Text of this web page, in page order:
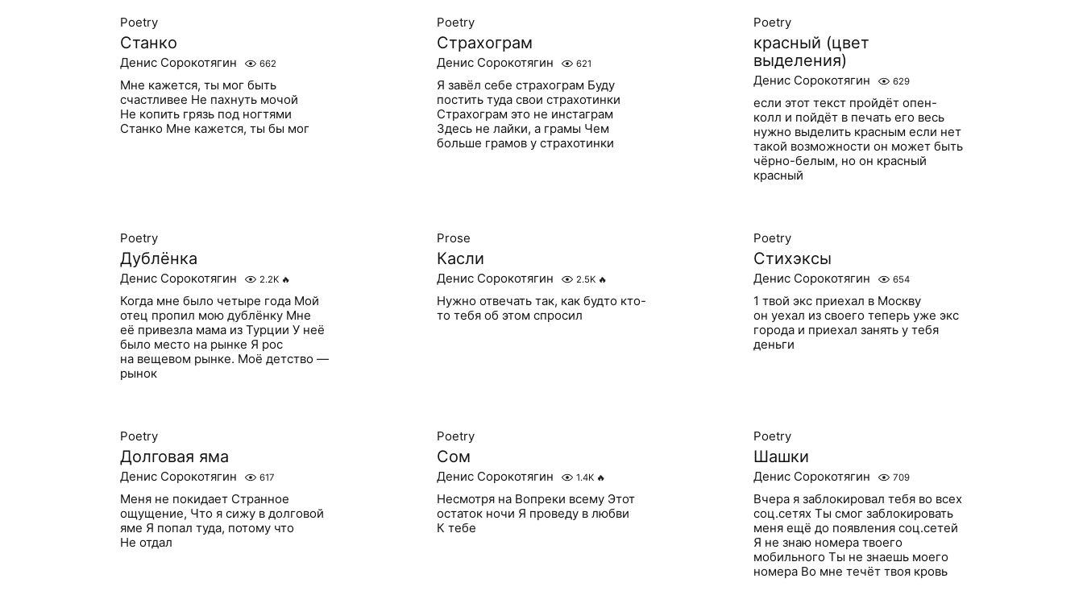
Poetry
Станко
Денис Сорокотягин 662
Мне кажется, ты мог быть
счастливее Не пахнуть мочой
Не копить грязь под ногтями
Станко Мне кажется, ты бы мог
Poetry
Страхограм
Денис Сорокотягин 621
Я завёл себе страхограм Буду
постить туда свои страхотинки
Страхограм это не инстаграм
Здесь не лайки, а грамы Чем
больше грамов у страхотинки
Poetry
красный (цвет
выделения)
Денис Сорокотягин 629
если этот текст пройдёт опен-
колл и пойдёт в печать его весь
нужно выделить красным если нет
такой возможности он может быть
чёрно-белым, но он красный
красный
Poetry
Дублёнка
Денис Сорокотягин 2.2K 🔥
Когда мне было четыре года Мой
отец пропил мою дублёнку Мне
её привезла мама из Турции У неё
было место на рынке Я рос
на вещевом рынке. Моё детство —
рынок
Prose
Касли
Денис Сорокотягин 2.5K 🔥
Нужно отвечать так, как будто кто-
то тебя об этом спросил
Poetry
Стихэксы
Денис Сорокотягин 654
1 твой экс приехал в Москву
он уехал из своего теперь уже экс
города и приехал занять у тебя
деньги
Poetry
Долговая яма
Денис Сорокотягин 617
Меня не покидает Странное
ощущение, Что я сижу в долговой
яме Я попал туда, потому что
Не отдал
Poetry
Сом
Денис Сорокотягин 1.4K 🔥
Несмотря на Вопреки всему Этот
остаток ночи Я проведу в любви
К тебе
Poetry
Шашки
Денис Сорокотягин 709
Вчера я заблокировал тебя во всех
соц.сетях Ты смог заблокировать
меня ещё до появления соц.сетей
Я не знаю номера твоего
мобильного Ты не знаешь моего
номера Во мне течёт твоя кровь